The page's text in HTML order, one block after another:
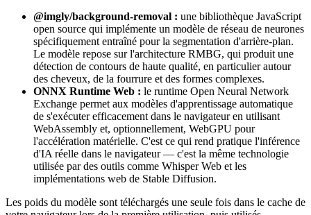
@imgly/background-removal : une bibliothèque JavaScript
open source qui implémente un modèle de réseau de neurones
spécifiquement entraîné pour la segmentation d'arrière-plan.
Le modèle repose sur l'architecture RMBG, qui produit une
détection de contours de haute qualité, en particulier autour
des cheveux, de la fourrure et des formes complexes.
ONNX Runtime Web : le runtime Open Neural Network
Exchange permet aux modèles d'apprentissage automatique
de s'exécuter efficacement dans le navigateur en utilisant
WebAssembly et, optionnellement, WebGPU pour
l'accélération matérielle. C'est ce qui rend pratique l'inférence
d'IA réelle dans le navigateur — c'est la même technologie
utilisée par des outils comme Whisper Web et les
implémentations web de Stable Diffusion.
Les poids du modèle sont téléchargés une seule fois dans le cache de